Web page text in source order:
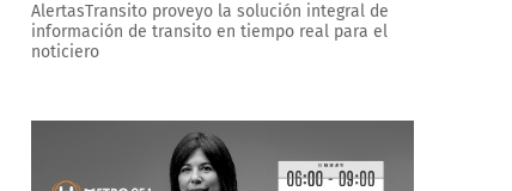
AlertasTransito proveyo la solución integral de
información de transito en tiempo real para el
noticiero